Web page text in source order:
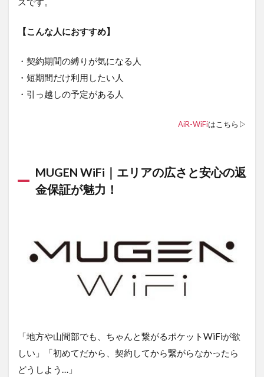
の定義
【こんな人におすすめ】
・契約期間の縛りが気になる人
・短期間だけ利用したい人
・引っ越しの予定がある人
AiR-WiFiはこちら▷
MUGEN WiFi｜エリアの広さと安心の返
金保証が魅力！
「地方や山間部でも、ちゃんと繋がるポケットWiFiが欲
しい」「初めてだから、契約してから繋がらなかったら
どうしよう…」